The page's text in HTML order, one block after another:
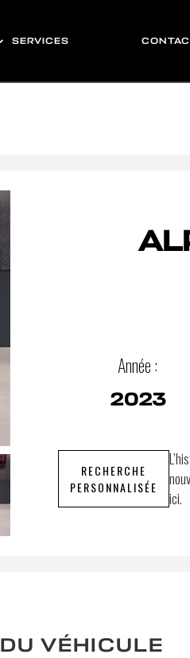
SERVICES
Année :
2023
RECHERCHE
PERSONNALISÉE
ici.
VÉHICULE